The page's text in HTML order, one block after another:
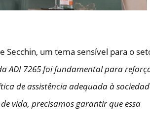
Secchin, um tema sensível para o
ADI 7265 foi fundamental para
de assistência adequada à
vida, precisamos garantir que essa